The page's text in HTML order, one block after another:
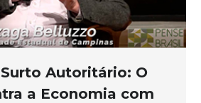
Surto Autoritário: O
a Economia com